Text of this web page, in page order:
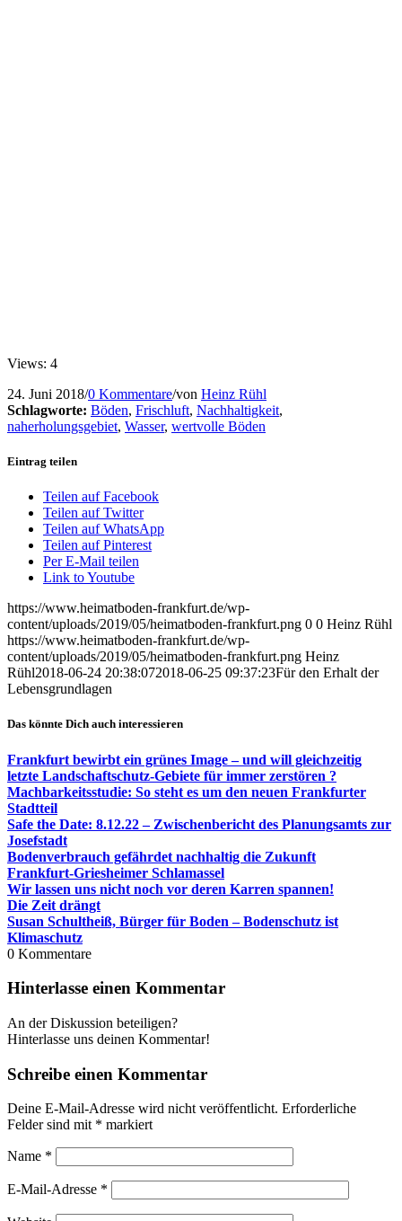
Views: 4
24. Juni 2018/0 Kommentare/von Heinz Rühl
Schlagworte: Böden, Frischluft, Nachhaltigkeit,
naherholungsgebiet, Wasser, wertvolle Böden
Eintrag teilen
Teilen auf Facebook
Teilen auf Twitter
Teilen auf WhatsApp
Teilen auf Pinterest
Per E-Mail teilen
Link to Youtube
https://www.heimatboden-frankfurt.de/wp-
content/uploads/2019/05/heimatboden-frankfurt.png 0 0 Heinz Rühl
https://www.heimatboden-frankfurt.de/wp-
content/uploads/2019/05/heimatboden-frankfurt.png Heinz
Rühl2018-06-24 20:38:072018-06-25 09:37:23Für den Erhalt der
Lebensgrundlagen
Das könnte Dich auch interessieren
Frankfurt bewirbt ein grünes Image – und will gleichzeitig
letzte Landschaftschutz-Gebiete für immer zerstören ?
Machbarkeitsstudie: So steht es um den neuen Frankfurter
Stadtteil
Safe the Date: 8.12.22 – Zwischenbericht des Planungsamts zur
Josefstadt
Bodenverbrauch gefährdet nachhaltig die Zukunft
Frankfurt-Griesheimer Schlamassel
Wir lassen uns nicht noch vor deren Karren spannen!
Die Zeit drängt
Susan Schultheiß, Bürger für Boden – Bodenschutz ist
Klimaschutz
0 Kommentare
Hinterlasse einen Kommentar
An der Diskussion beteiligen?
Hinterlasse uns deinen Kommentar!
Schreibe einen Kommentar
Deine E-Mail-Adresse wird nicht veröffentlicht. Erforderliche
Felder sind mit * markiert
Name *
E-Mail-Adresse *